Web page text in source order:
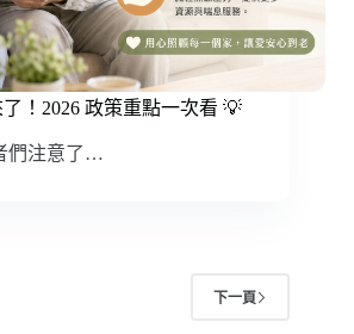
了！2026 政策重點一次看 💡
們注意了…
下一頁